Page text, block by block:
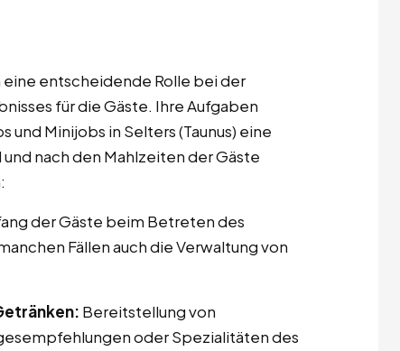
entscheidende Rolle bei der
für die Gäste. Ihre Aufgaben
Minijobs in Selters (Taunus) eine
nach den Mahlzeiten der Gäste
der Gäste beim Betreten des
Fällen auch die Verwaltung von
Bereitstellung von
oder Spezialitäten des